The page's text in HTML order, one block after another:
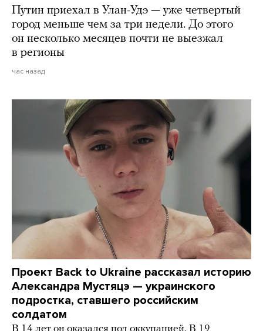
Путин приехал в Улан-Удэ — уже четвертый
город меньше чем за три недели. До этого
он несколько месяцев почти не выезжал
в регионы
час назад
Проект Back to Ukraine рассказал историю
Александра Мустяцэ — украинского
подростка, ставшего российским
солдатом